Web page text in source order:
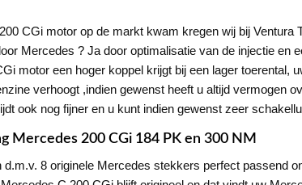
CGi motor op de markt kwam kregen wij bij
Mercedes ? Ja door optimalisatie van de injectie
motor een hoger koppel krijgt bij een lager
verhoogt ,indien gewenst heeft u altijd vermogen
ook nog fijner en u kunt indien gewenst zeer
Mercedes 200 CGi 184 PK en 300 NM
d.m.v. 8 originele Mercedes stekkers perfect passend